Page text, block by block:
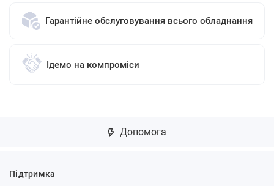
Гарантійне обслуговування всього обладнання
Ідемо на компроміси
Допомога
Підтримка